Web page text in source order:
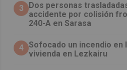
3
​Dos personas
accidente por colisión
240-A en Sarasa
4 Sofocado un incendio en
vivienda en Lezkairu